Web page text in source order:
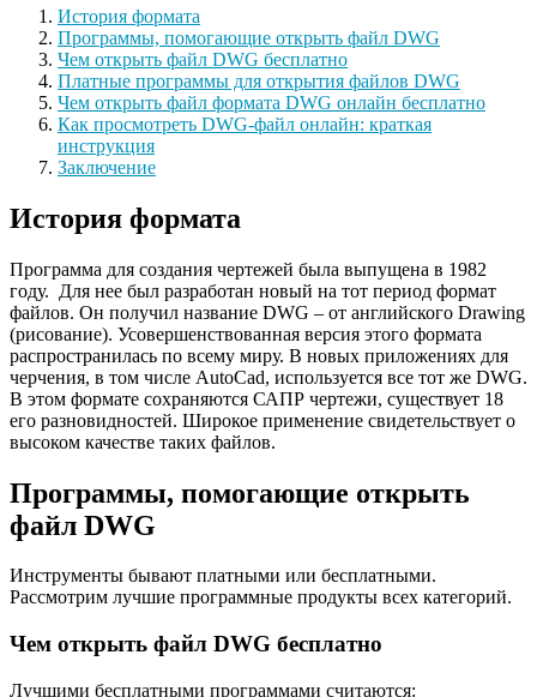
История формата
Программы, помогающие открыть файл DWG
Чем открыть файл DWG бесплатно
Платные программы для открытия файлов DWG
Чем открыть файл формата DWG онлайн бесплатно
Как просмотреть DWG-файл онлайн: краткая
инструкция
Заключение
История формата
Программа для создания чертежей была выпущена в 1982
году. Для нее был разработан новый на тот период формат
файлов. Он получил название DWG – от английского Drawing
(рисование). Усовершенствованная версия этого формата
распространилась по всему миру. В новых приложениях для
черчения, в том числе AutoCad, используется все тот же DWG.
В этом формате сохраняются САПР чертежи, существует 18
его разновидностей. Широкое применение свидетельствует о
высоком качестве таких файлов.
Программы, помогающие открыть
файл DWG
Инструменты бывают платными или бесплатными.
Рассмотрим лучшие программные продукты всех категорий.
Чем открыть файл DWG бесплатно
Лучшими бесплатными программами считаются: